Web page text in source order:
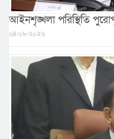
আইনশৃঙ্খলা পরিস্থিতি পুরোপুরি
০৪/০৮/২০২৬